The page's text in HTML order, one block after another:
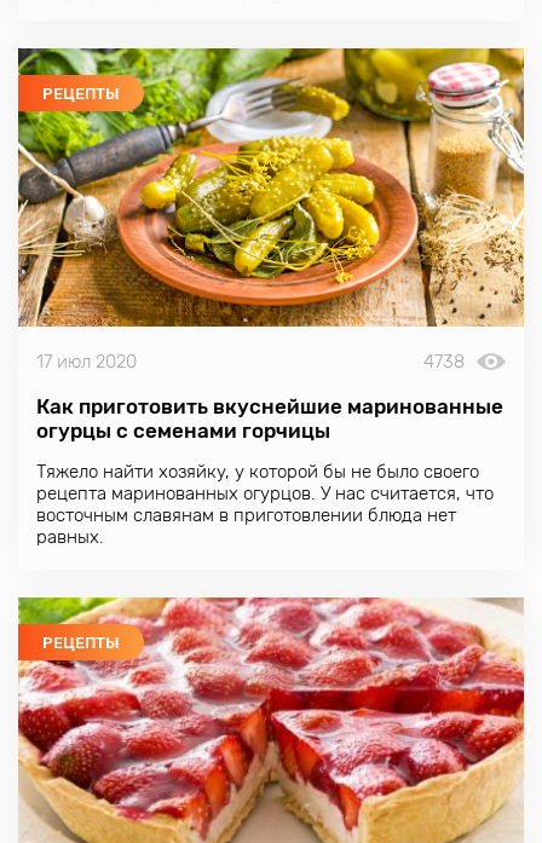
РЕЦЕПТЫ
17 июл 2020 4738
Как приготовить вкуснейшие маринованные
огурцы с семенами горчицы
Тяжело найти хозяйку, у которой бы не было своего
рецепта маринованных огурцов. У нас считается, что
восточным славянам в приготовлении блюда нет
равных.
РЕЦЕПТЫ